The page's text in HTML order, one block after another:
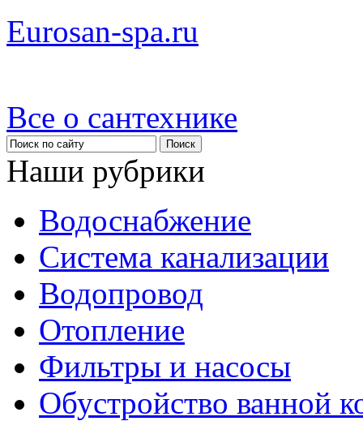
Eurosan-spa.ru
Все о сантехнике
Наши рубрики
Водоснабжение
Система канализации
Водопровод
Отопление
Фильтры и насосы
Обустройство ванной